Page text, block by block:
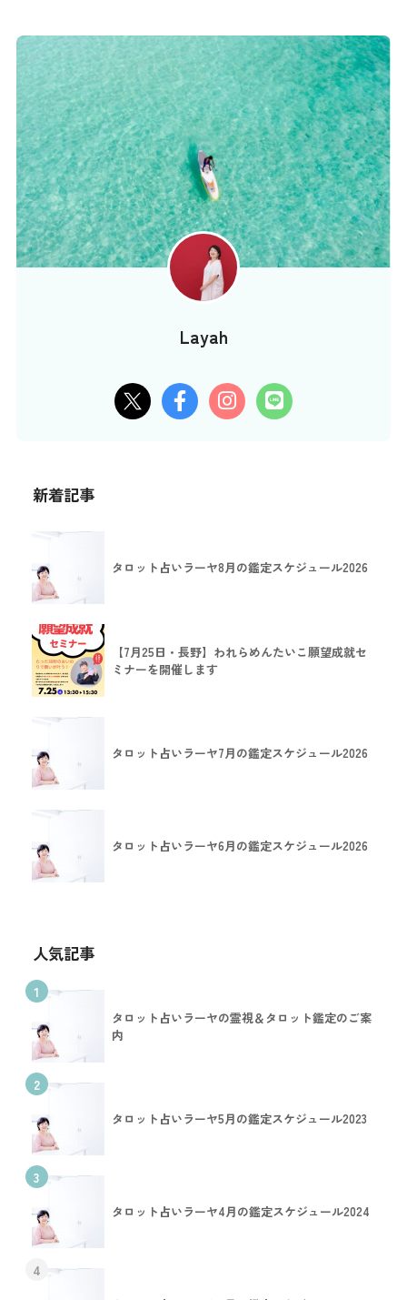
Layah
新着記事
タロット占いラーヤ8月の鑑定スケジュール2026
【7月25日・長野】われらめんたいこ願望成就セ
ミナーを開催します
タロット占いラーヤ7月の鑑定スケジュール2026
タロット占いラーヤ6月の鑑定スケジュール2026
人気記事
1
タロット占いラーヤの霊視＆タロット鑑定のご案
内
2
タロット占いラーヤ5月の鑑定スケジュール2023
3
タロット占いラーヤ4月の鑑定スケジュール2024
4